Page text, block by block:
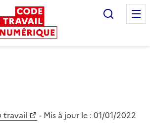
travail - Mis à jour le : 01/01/2022